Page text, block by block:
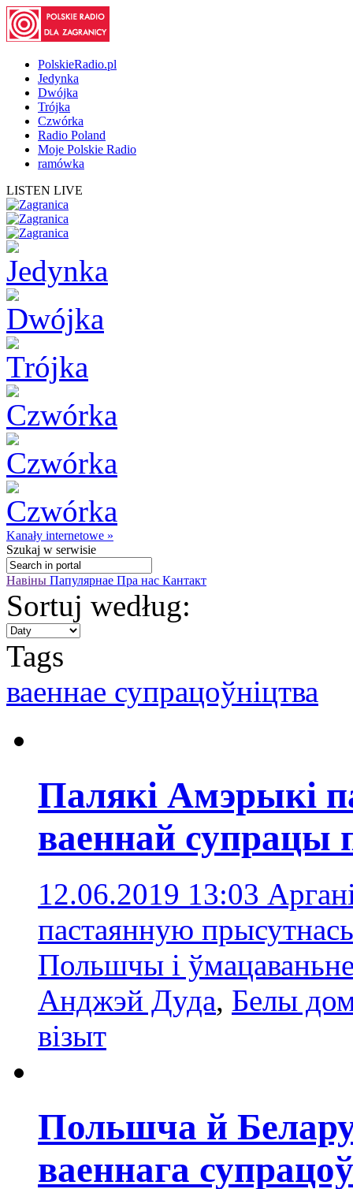
PolskieRadio.pl
Jedynka
Dwójka
Trójka
Czwórka
Radio Poland
Moje Polskie Radio
ramówka
LISTEN LIVE
Kanały internetowe »
Szukaj w serwisie
Навіны Папулярнае Пра нас Кантакт
Sortuj według:
Tags
ваеннае супрацоўніцтва
Палякі Амэрыкі
ваеннай
12.06.2019 13:03
пастаянную
Польшчы і
Анджэй Дуда, Белы
візыт
Польшча й
ваеннага